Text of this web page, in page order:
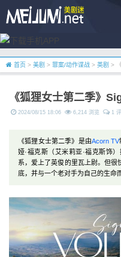
首页 > 美剧 > 罪案/动作谍战 > 英剧 >
《狐狸女士第二季》
2024/08/15 18:06 6,214 浏览 1
《狐狸女士第二季》是由Acorn TV
娅·福克斯（艾米莉亚·福克斯饰
系，爱上了英俊的里瓦上尉。但
底，并与一个老对手为自己的生命